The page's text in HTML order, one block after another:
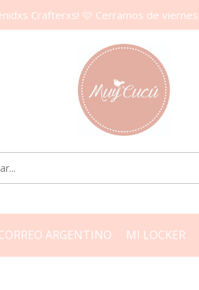
Crafterxs! 🩷 Cerramos de
ARGENTINO MI LOCKER